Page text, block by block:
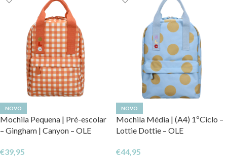
NOVO
Mochila Pequena | Pré-escolar
– Gingham | Canyon – OLE
€39,95
NOVO
Mochila Média | (A4) 1ºCiclo –
Lottie Dottie – OLE
€44,95